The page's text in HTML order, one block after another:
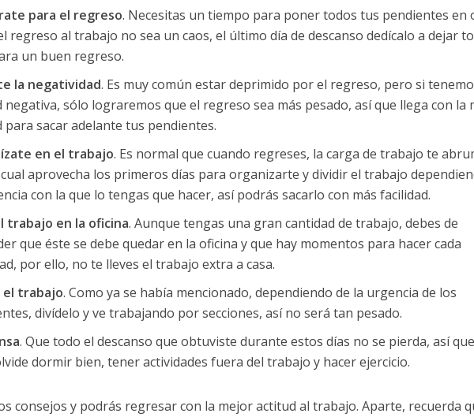
para el regreso. Necesitas un tiempo para poner todos tus pendientes en
regreso al trabajo no sea un caos, el último día de descanso dedícalo a dejar
un buen regreso.
la negatividad. Es muy común estar deprimido por el regreso, pero si
negativa, sólo lograremos que el regreso sea más pesado, así que llega con la
para sacar adelante tus pendientes.
en el trabajo. Es normal que cuando regreses, la carga de trabajo te
aprovecha los primeros días para organizarte y dividir el trabajo
con la que lo tengas que hacer, así podrás sacarlo con más facilidad.
trabajo en la oficina. Aunque tengas una gran cantidad de trabajo, debes de
que éste se debe quedar en la oficina y que hay momentos para hacer cada
por ello, no te lleves el trabajo extra a casa.
el trabajo. Como ya se había mencionado, dependiendo de la urgencia de los
divídelo y ve trabajando por secciones, así no será tan pesado.
. Que todo el descanso que obtuviste durante estos días no se pierda, así
dormir bien, tener actividades fuera del trabajo y hacer ejercicio.
consejos y podrás regresar con la mejor actitud al trabajo. Aparte, recuerda